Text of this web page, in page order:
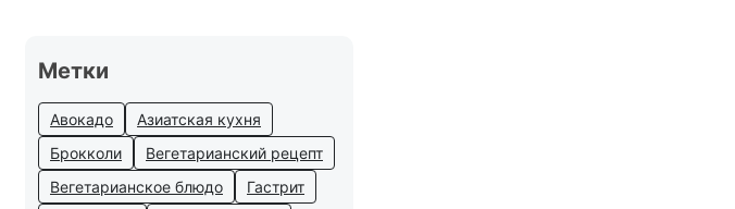
Метки
Авокадо
Азиатская кухня
Брокколи
Вегетарианский рецепт
Вегетарианское блюдо
Гастрит